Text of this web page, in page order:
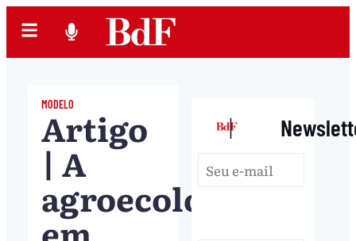
MODELO
Artigo
| A
agroecologia
|